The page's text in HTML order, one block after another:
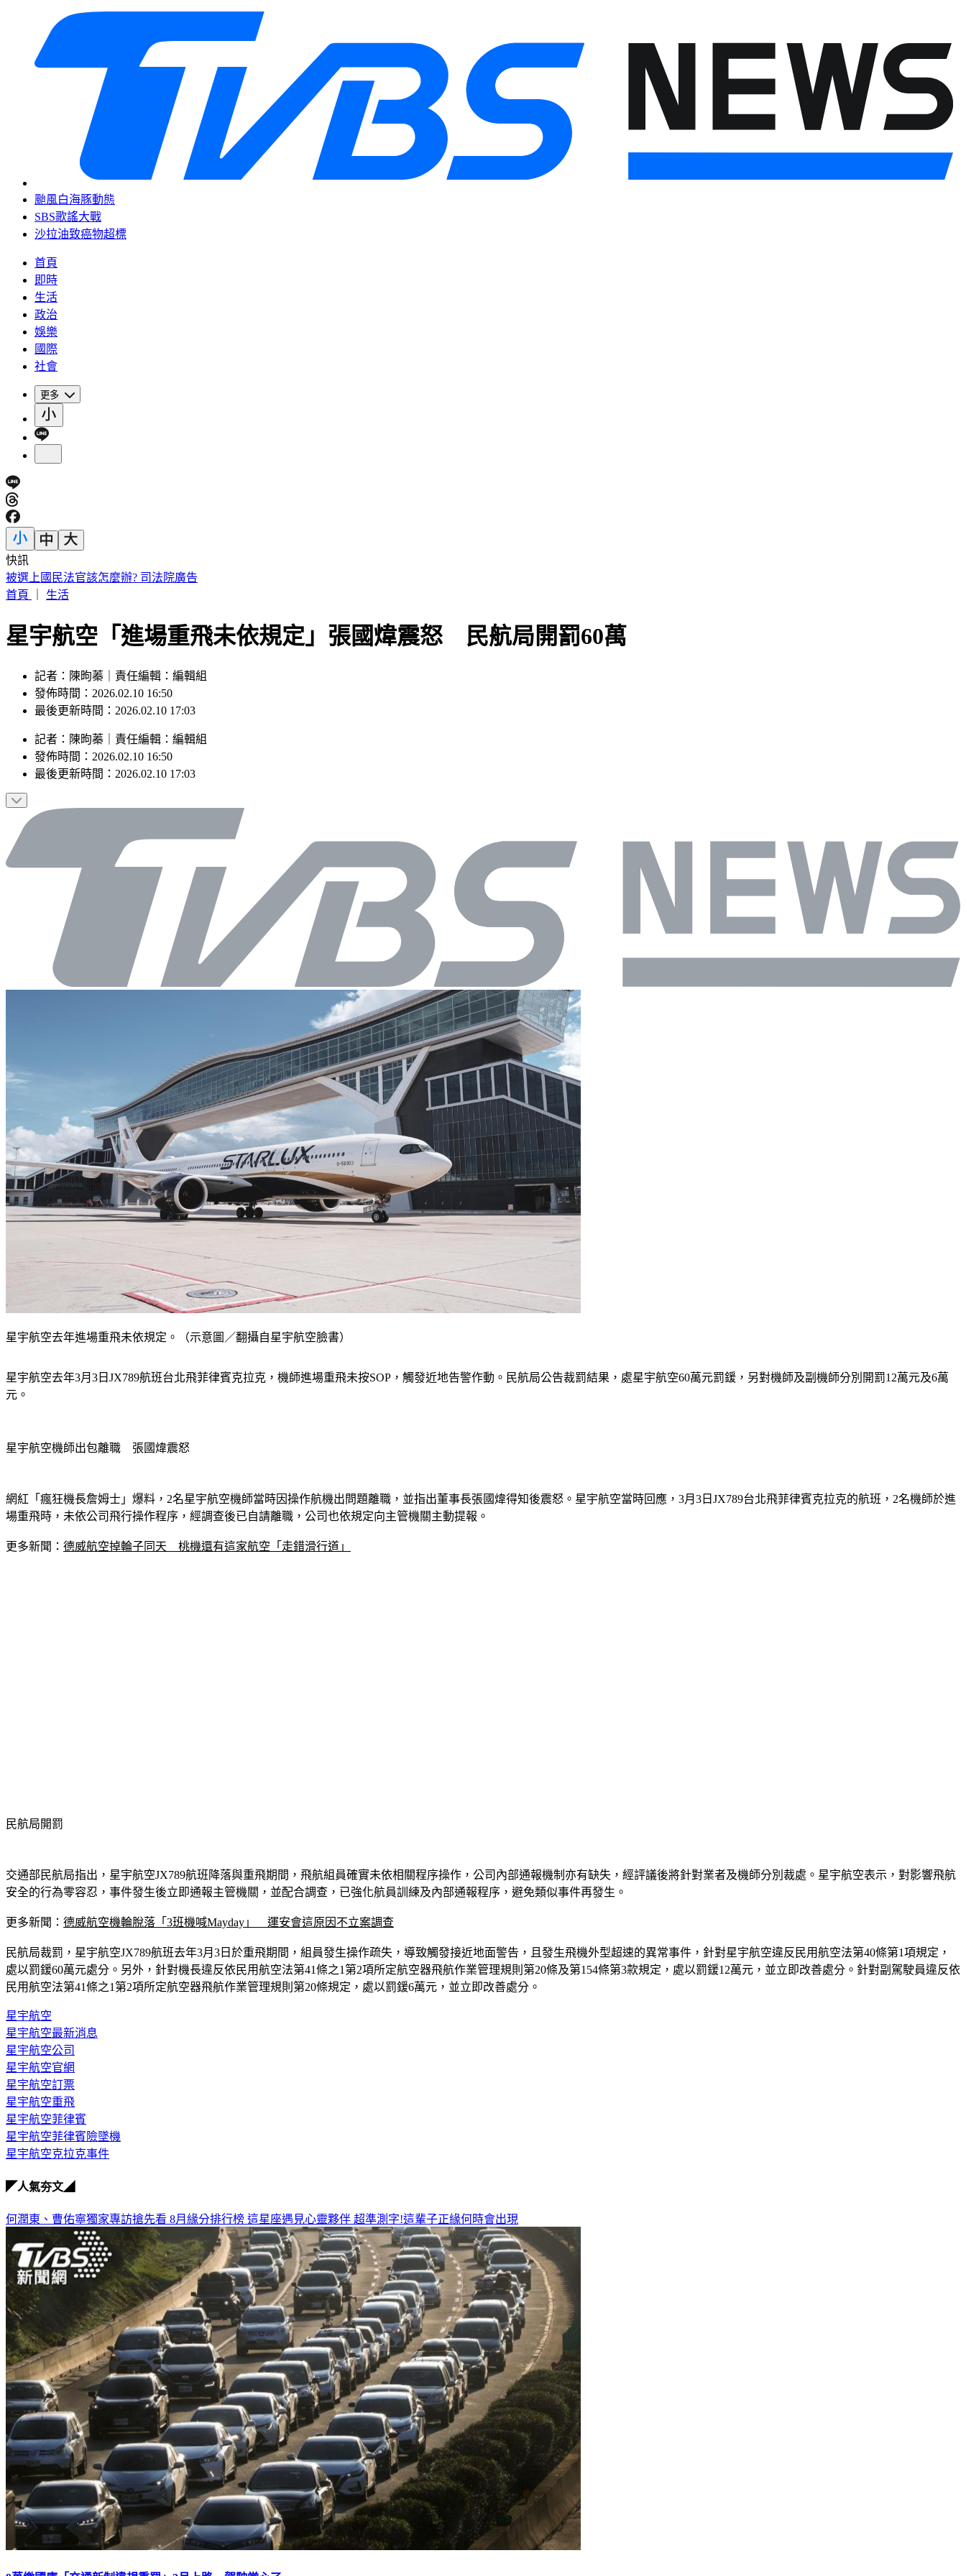
颱風白海豚動態
SBS歌謠大戰
沙拉油致癌物超標
首頁
即時
生活
政治
娛樂
國際
社會
更多
快訊
被選上國民法官該怎麼辦? 司法院廣告
首頁
生活
星宇航空「進場重飛未依規定」張國煒震怒 民航局開罰60萬
記者：陳昫蓁｜責任編輯：編輯組
發佈時間：2026.02.10 16:50
最後更新時間：2026.02.10 17:03
記者 ： 陳昫蓁 責任編輯 ： 編輯組
發佈時間： 2026.02.10 16:50
最後更新時間： 2026.02.10 17:03
星宇航空去年進場重飛未依規定。（示意圖／翻攝自星宇航空臉書）
星宇航空去年3月3日JX789航班台北飛菲律賓克拉克，機師進場重飛未按SOP，觸發近地告警作動。民航局公告裁罰結果，處星宇航空60萬元罰鍰，另對機師及副機師分別開罰12萬元及6萬
元。
星宇航空機師出包離職　張國煒震怒
網紅「瘋狂機長詹姆士」爆料，2名星宇航空機師當時因操作航機出問題離職，並指出董事長張國煒得知後震怒。星宇航空當時回應，3月3日JX789台北飛菲律賓克拉克的航班，2名機師於進
場重飛時，未依公司飛行操作程序，經調查後已自請離職，公司也依規定向主管機關主動提報。
更多新聞： 德威航空掉輪子同天　桃機還有這家航空「走錯滑行道」
民航局開罰
交通部民航局指出，星宇航空JX789航班降落與重飛期間，飛航組員確實未依相關程序操作，公司內部通報機制亦有缺失，經評議後將針對業者及機師分別裁處。星宇航空表示，對影響飛航
安全的行為零容忍，事件發生後立即通報主管機關，並配合調查，已強化航員訓練及內部通報程序，避免類似事件再發生。
更多新聞： 德威航空機輪脫落「3班機喊Mayday」　運安會這原因不立案調查
民航局裁罰，星宇航空JX789航班去年3月3日於重飛期間，組員發生操作疏失，導致觸發接近地面警告，且發生飛機外型超速的異常事件，針對星宇航空違反民用航空法第40條第1項規定，
處以罰鍰60萬元處分。另外，針對機長違反依民用航空法第41條之1第2項所定航空器飛航作業管理規則第20條及第154條第3款規定，處以罰鍰12萬元，並立即改善處分。針對副駕駛員違反依
民用航空法第41條之1第2項所定航空器飛航作業管理規則第20條規定，處以罰鍰6萬元，並立即改善處分。
星宇航空
星宇航空最新消息
星宇航空公司
星宇航空官網
星宇航空訂票
星宇航空重飛
星宇航空菲律賓
星宇航空菲律賓險墜機
星宇航空克拉克事件
◤人氣夯文◢
何潤東、曹佑寧獨家專訪搶先看 8月緣分排行榜 這星座遇見心靈夥伴 超準測字!這輩子正緣何時會出現